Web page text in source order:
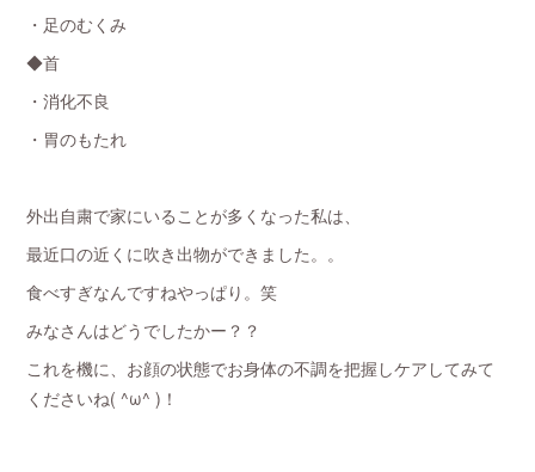
・足のむくみ
◆首
・消化不良
・胃のもたれ
外出自粛で家にいることが多くなった私は、
最近口の近くに吹き出物ができました。。
食べすぎなんですねやっぱり。笑
みなさんはどうでしたかー？？
これを機に、お顔の状態でお身体の不調を把握しケアしてみて
くださいね( ^ω^ )！